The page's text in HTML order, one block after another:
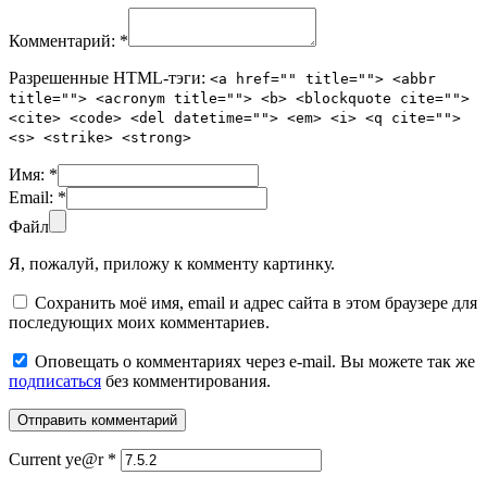
Комментарий: *
Разрешенные HTML-тэги: <a href="" title=""> <abbr
title=""> <acronym title=""> <b> <blockquote cite="">
<cite> <code> <del datetime=""> <em> <i> <q cite="">
<s> <strike> <strong>
Имя: *
Email: *
Файл
Я, пожалуй, приложу к комменту картинку.
Сохранить моё имя, email и адрес сайта в этом браузере для
последующих моих комментариев.
Оповещать о комментариях через e-mail. Вы можете так же
подписаться без комментирования.
Current ye@r *